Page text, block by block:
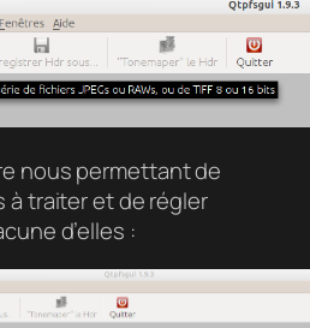
nous permettant de
à traiter et de régler
d’elles :